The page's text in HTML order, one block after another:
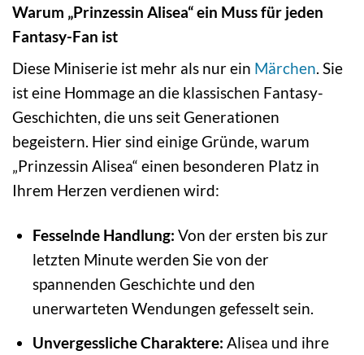
Warum „Prinzessin Alisea“ ein Muss für jeden
Fantasy-Fan ist
Diese Miniserie ist mehr als nur ein Märchen. Sie
ist eine Hommage an die klassischen Fantasy-
Geschichten, die uns seit Generationen
begeistern. Hier sind einige Gründe, warum
„Prinzessin Alisea“ einen besonderen Platz in
Ihrem Herzen verdienen wird:
Fesselnde Handlung: Von der ersten bis zur
letzten Minute werden Sie von der
spannenden Geschichte und den
unerwarteten Wendungen gefesselt sein.
Unvergessliche Charaktere: Alisea und ihre